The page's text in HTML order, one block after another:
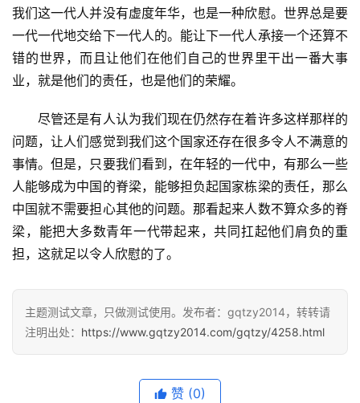
我们这一代人并没有虚度年华，也是一种欣慰。世界总是要
一代一代地交给下一代人的。能让下一代人承接一个还算不
错的世界，而且让他们在他们自己的世界里干出一番大事
业，就是他们的责任，也是他们的荣耀。
尽管还是有人认为我们现在仍然存在着许多这样那样的
问题，让人们感觉到我们这个国家还存在很多令人不满意的
事情。但是，只要我们看到，在年轻的一代中，有那么一些
人能够成为中国的脊梁，能够担负起国家栋梁的责任，那么
中国就不需要担心其他的问题。那看起来人数不算众多的脊
梁，能把大多数青年一代带起来，共同扛起他们肩负的重
担，这就足以令人欣慰的了。
主题测试文章，只做测试使用。发布者：gqtzy2014，转转请
注明出处： https://www.gqtzy2014.com/gqtzy/4258.html
赞 (0)